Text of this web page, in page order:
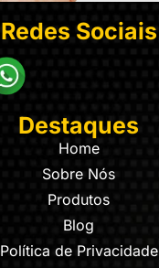
Redes Sociais
Destaques
Home
Sobre Nós
Produtos
Blog
Política de Privacidade